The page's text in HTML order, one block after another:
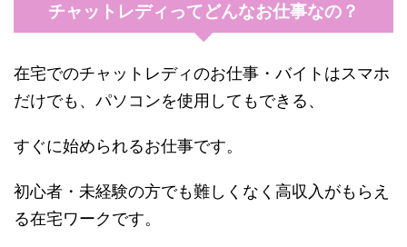
チャットレディってどんなお仕事なの？
在宅でのチャットレディのお仕事・バイトはスマホ
だけでも、パソコンを使用してもできる、
すぐに始められるお仕事です。
初心者・未経験の方でも難しくなく高収入がもらえ
る在宅ワークです。